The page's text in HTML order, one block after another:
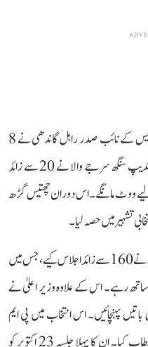
علاوہ ازیں مہاگٹھ بندھن کی جانب سے کانگریس کے نائب صدر راہل گاندھی نے 8
اجلاس کیے، جب کہ کانگریس کے ترجمان رندیپ سنگھ سرجے والا نے 20 سے زائد
ووٹ مانگے۔ اس دوران چھتیس گڑھ
تشہیر میں حصہ لیا۔
این ڈی اے کی بات کریں تو وزیر اعلیٰ نتیش کمار نے 160 سے زائد اجلاس کیے، جس میں
ساتھ رہے۔ اس کے علاوہ وزیر اعلیٰ نے
پہنچائیں۔ اس انتخاب میں پی ایم
نریندر مودی نے بھی 12 انتخابی اجلاس کو خطاب کیا۔ ان کا پہلا جلسہ 23 اکتوبر کو